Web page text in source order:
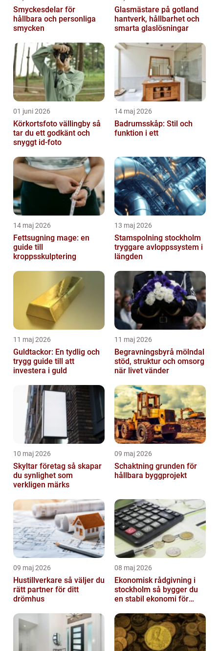
Smyckesdelar för
hållbara och personliga
smycken
Glasmästare på gotland
hantverk, hållbarhet och
smarta glaslösningar
01 juni 2026
Körkortsfoto vällingby så
tar du ett godkänt och
snyggt id-foto
14 maj 2026
Badrumsskåp: Stil och
funktion i ett
14 maj 2026
Fettsugning mage: en
guide till
kroppsskulptering
13 maj 2026
Stamspolning stockholm
tryggare avloppssystem i
längden
11 maj 2026
Guldtackor: En tydlig och
trygg guide till att
investera i guld
11 maj 2026
Begravningsbyrå mölndal
stöd, struktur och omsorg
när livet vänder
10 maj 2026
Skyltar företag så skapar
du synlighet som
verkligen märks
09 maj 2026
Schaktning grunden för
hållbara byggprojekt
09 maj 2026
Hustillverkare så väljer du
rätt partner för ditt
drömhus
08 maj 2026
Ekonomisk rådgivning i
stockholm så bygger du
en stabil ekonomi för